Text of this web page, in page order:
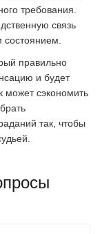
требования.
связь
правильно
и будет
может сэкономить
так, чтобы